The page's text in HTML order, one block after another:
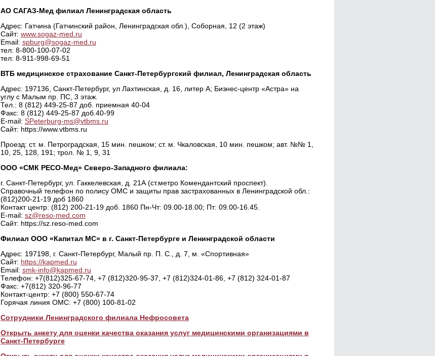
АО САГАЗ-Мед филиал Ленинградская область
Адрес: Гатчина (Гатчинский район, Ленинградская обл.), Соборная, 12 (2 этаж)
Сайт: www.sogaz-med.ru
Email: spburg@sogaz-med.ru
тел: 8-800-100-07-02
тел: 8-911-998-69-51
ВТБ медицинское страхование Санкт-Петербургский филиал, Ленинградская область
Адрес: 197136, Санкт-Петербург, ул Лахтинская, д. 16, литер А; Бизнес-центр «Астра» на
углу с Малым пр. ПС, 3 этаж.
Тел.: 8 (812) 449-25-87 доб. приемная 40-04
Факс: 8 (812) 449-25-87 доб.40-99
Е-mail: SPeterburg-ms@vtbms.ru
Сайт: https://www.vtbms.ru
Проезд: ст. м. Петроградская, 15 мин. пешком; ст. м. Чкаловская, 10 мин. пешком; авт. №№ 1,
10, 25, 128, 191; трол. № 1, 9, 31
ООО «СМК РЕСО-Мед» Северо-Западного филиала:
г. Санкт-Петербург, ул. Гаккелевская, д. 21А (ст.метро Комендантский проспект).
Справочный телефон по полису ОМС и защиты прав застрахованных в Ленинградской обл.:
(812)200-21-19 доб 1860
Контакт центр: (812) 200-21-19 доб. 1860 Пн-Чт: 09.00-18.00; Пт: 09.00-16.45.
E-mail: sz@reso-med.com
Сайт: https://sz.reso-med.com
Филиал ООО «Капитал МС» в г. Санкт-Петербурге и Ленинградской области
Адрес: 197198, г. Санкт-Петербург, Малый пр. П. С., д. 7, м. «Спортивная»
Сайт: https://kapmed.ru
Email: smk-info@kapmed.ru
Телефон: +7(812)325-67-74, +7 (812)320-95-37, +7 (812)324-01-86, +7 (812) 324-01-87
Факс: +7(812) 320-96-77
Контакт-центр: +7 (800) 550-67-74
Горячая линия ОМС: +7 (800) 100-81-02
Сотрудники Ленинградского филиала Нефросовета
Открыть анкету для оценки качества оказания услуг медицинскими организациями в
Санкт-Петербурге